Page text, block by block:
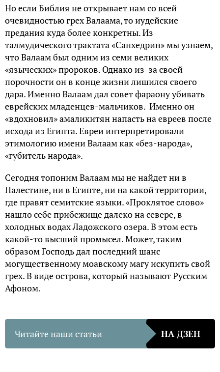
Но если Библия не открывает нам со всей
очевидностью грех Валаама, то иудейские
предания куда более конкретны. Из
талмудического трактата «Санхедрин» мы узнаем,
что Валаам был одним из семи великих
«языческих» пророков. Однако из-за своей
порочности он в конце жизни лишился своего
дара. Именно Валаам дал совет фараону убивать
еврейских младенцев-мальчиков. Именно он
«вдохновил» амаликитян напасть на евреев после
исхода из Египта. Евреи интерпретировали
этимологию имени Валаам как «без-народа»,
«губитель народа».
Сегодня топоним Валаам мы не найдет ни в
Палестине, ни в Египте, ни на какой территории,
где правят семитские языки. «Проклятое слово»
нашло себе прибежище далеко на севере, в
холодных водах Ладожского озера. В этом есть
какой-то высший промысел. Может, таким
образом Господь дал последний шанс
могущественному моавскому магу искупить свой
грех. В виде острова, который называют Русским
Афоном.
Читайте наши статьи НА ДЗЕН